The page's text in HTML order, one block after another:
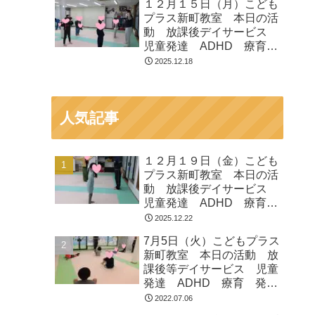
１２月１５日（月）こども
プラス新町教室 本日の活
動 放課後デイサービス
児童発達 ADHD 療育
発達障がい
2025.12.18
人気記事
１２月１９日（金）こども
プラス新町教室 本日の活
動 放課後デイサービス
児童発達 ADHD 療育
発達障がい
2025.12.22
7月5日（火）こどもプラス
新町教室 本日の活動 放
課後等デイサービス 児童
発達 ADHD 療育 発達
障がい
2022.07.06